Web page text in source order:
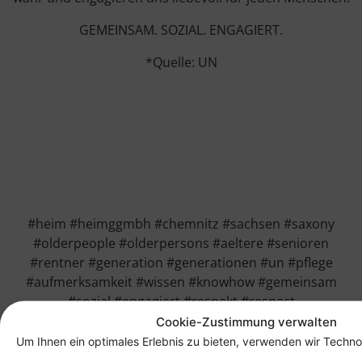
Cookie-Zustimmung verwalten
Um Ihnen ein optimales Erlebnis zu bieten, verwenden wir
GEMEINSAM. SOZIAL. ENGAGIERT.
*Quelle: UN
#heim #heimggmbh #chemnitz #sachsen #saxony
#olderpeople #olderpersons #aeltere #senioren
#rentner #generation #generationen #un #pflege
#aufmerksamkeit #wissen #knowhow #gemeinsam
#sozial #engagiert #respekt #respect